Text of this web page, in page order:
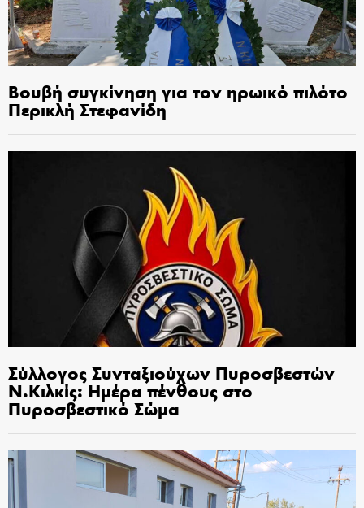
Βουβή συγκίνηση για τον ηρωικό πιλότο
Περικλή Στεφανίδη
Σύλλογος Συνταξιούχων Πυροσβεστών
Ν.Κιλκίς: Ημέρα πένθους στο
Πυροσβεστικό Σώμα